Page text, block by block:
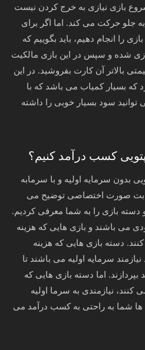
بازی نیازی به خرج کردن نیست
جلو حرکت می کند. اما اگر برای
را انجام دهیم، باید بگوییم که
شده و سپس در این بازی مالکیت
بالاتر آن کارت بفروشید. در این
که بسیار کمیاب می باشد که با
سود بسیار خوبی را داشته
کسب درآمد کنیم؟
بدون سرمایه اولیه و با سرمابه
بت صورت اختصاصی توضیح می
دسته بازی را به شما معرفی کردیم.
می باشند و بازی هایی که هزینه
دسته بازی هایی که هزینه
سرمایه اولیه می باشند تا
اما دسته بازی هایی که
کنند، نیازمندی به سرما اولیه
ها شما به راحتی به کسب درآمد می